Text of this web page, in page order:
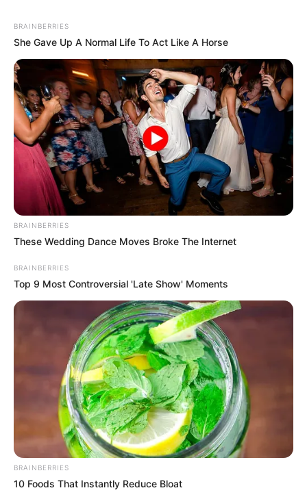
BRAINBERRIES
She Gave Up A Normal Life To Act Like A Horse
BRAINBERRIES
These Wedding Dance Moves Broke The Internet
BRAINBERRIES
Top 9 Most Controversial 'Late Show' Moments
BRAINBERRIES
10 Foods That Instantly Reduce Bloat